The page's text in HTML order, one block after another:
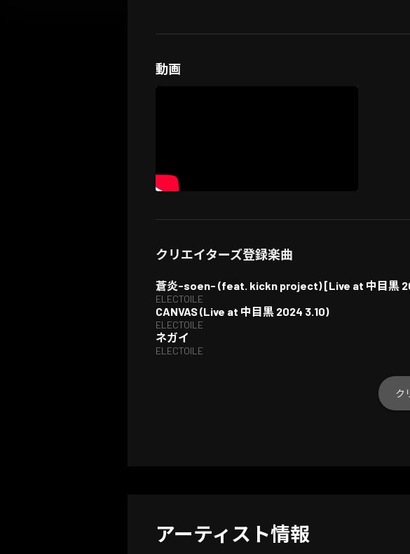
動画
クリエイターズ登録楽曲
蒼炎-soen- (feat. kickn project) [Live at 中目黒
ELECTOILE
CANVAS (Live at 中目黒 2024 3.10)
ELECTOILE
ネガイ
ELECTOILE
ク
アーティスト情報